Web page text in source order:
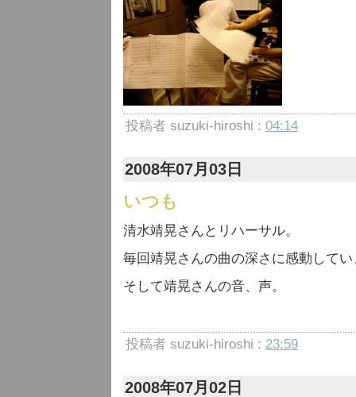
投稿者 suzuki-hiroshi : 04:14
2008年07月03日
いつも
清水靖晃さんとリハーサル。
毎回靖晃さんの曲の深さに感動して
そして靖晃さんの音、声。
投稿者 suzuki-hiroshi : 23:59
2008年07月02日